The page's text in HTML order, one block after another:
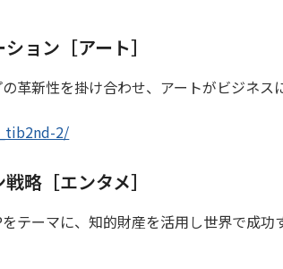
ョン［アート］
革新性を掛け合わせ、アートがビジネス
2/
略［エンタメ］
テーマに、知的財産を活用し世界で成功